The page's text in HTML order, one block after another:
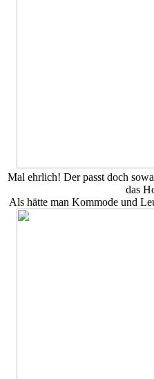
Mal ehrlich! Der passt doch
das
Als hätte man Kommode und